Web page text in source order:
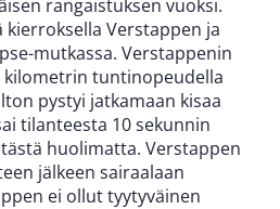
rangaistuksen vuoksi.
Verstappen ja
mutkassa. Verstappenin
kilometrin tuntinopeudella
pystyi jatkamaan kisaa
tilanteesta 10 sekunnin
huolimatta. Verstappen
jälkeen sairaalaan
ei ollut tyytyväinen